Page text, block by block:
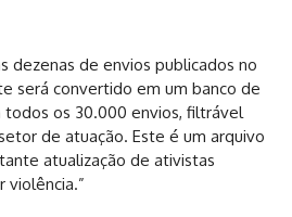
dezenas de envios publicados no
será convertido em um banco de
todos os 30.000 envios, filtrável
de atuação. Este é um arquivo
atualização de ativistas
violência.”